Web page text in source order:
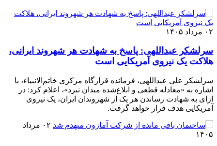
۰۲ مرداد ۱۴۰۵
سرلشکر عبداللهی: پاسخ به شهادت هر شهروند ایرانی،
هلاکت یک نیروی آمریکایی است
سرلشکر علی عبداللهی، فرمانده قرارگاه مرکزی خاتم‌الانبیاء، با
اشاره به «معادله قطعی و ابلاغ‌شده میدان نبرد»، اعلام کرد: در
ازای به شهادت رساندن هر یک از شهروندان ایران، یک نیروی
آمریکایی هدف قرار خواهد گرفت.
۰۲ مرداد
۱۴۰۵